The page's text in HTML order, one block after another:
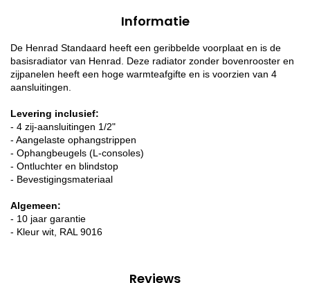
Informatie
De Henrad Standaard heeft een geribbelde voorplaat en is de
basisradiator van Henrad. Deze radiator zonder bovenrooster en
zijpanelen heeft een hoge warmteafgifte en is voorzien van 4
aansluitingen.
Levering inclusief:
- 4 zij-aansluitingen 1/2"
- Aangelaste ophangstrippen
- Ophangbeugels (L-consoles)
- Ontluchter en blindstop
- Bevestigingsmateriaal
Algemeen:
- 10 jaar garantie
- Kleur wit, RAL 9016
Reviews